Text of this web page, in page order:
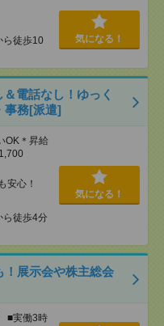
ら徒歩10
気になる！
＆電話なし！ゆっく
事務[派遣]
OK＊昇給
心！
ら徒歩4分
気になる！
！展示会や株主総会
■実働3時